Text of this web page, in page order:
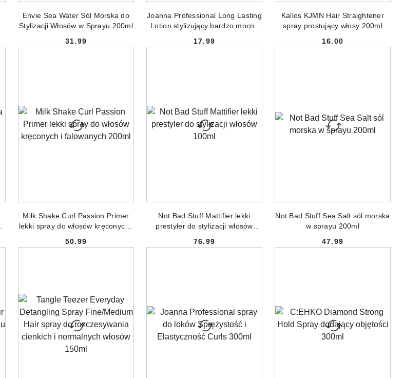
Envie Sea Water Sól Morska do
Stylizacji Włosów w Sprayu 200ml
Cena:
31.99
Joanna Professional Long Lasting
Lotion stylizujący bardzo mocny
Cena:
17.99
Kallos KJMN Hair Straightener
spray prostujący włosy 200ml
Cena:
16.00
Milk Shake Curl Passion Primer
lekki spray do włosów kręconych i
Cena:
50.99
Not Bad Stuff Mattifier lekki
prestyler do stylizacji włosów
Cena:
76.99
Not Bad Stuff Sea Salt sól morska
w sprayu 200ml
Cena:
47.99